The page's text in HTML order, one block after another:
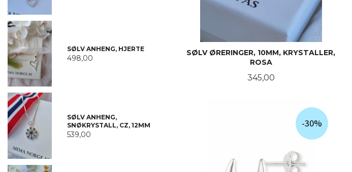
SØLV ØRERINGER, 10MM, KRYSTALLER,
ROSA
Pris
345,00
-30%
SØLV ANHENG, HJERTE
498,00
SØLV ANHENG,
SNØKRYSTALL, CZ, 12MM
539,00